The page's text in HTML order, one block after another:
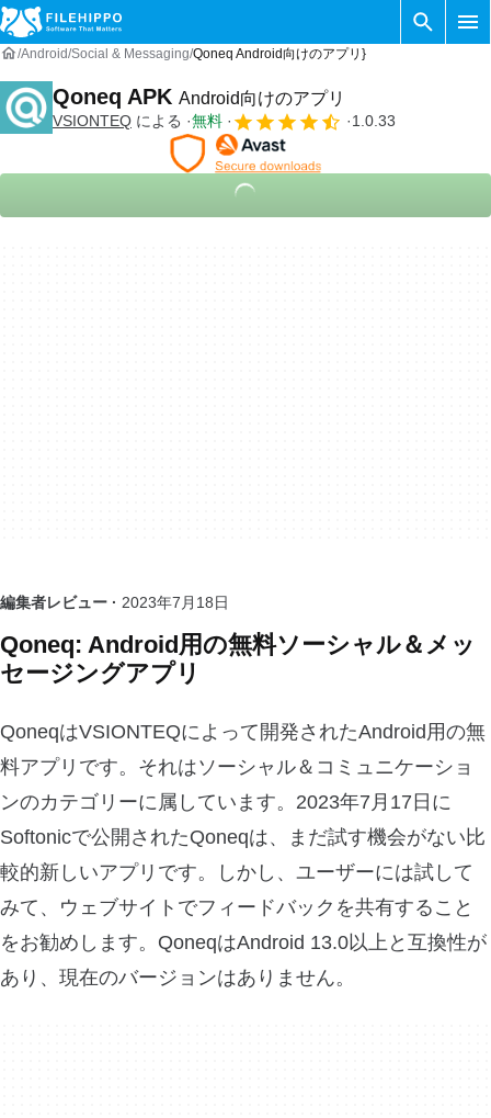
Android Social & Messaging Qoneq Android向けのアプリ}
Qoneq APK Android向けのアプリ
VSIONTEQ による 無料 1.0.33
編集者レビュー · 2023年7月18日
Qoneq: Android用の無料ソーシャル＆メッ
セージングアプリ
QoneqはVSIONTEQによって開発されたAndroid用の無
料アプリです。それはソーシャル＆コミュニケーショ
ンのカテゴリーに属しています。2023年7月17日に
Softonicで公開されたQoneqは、まだ試す機会がない比
較的新しいアプリです。しかし、ユーザーには試して
みて、ウェブサイトでフィードバックを共有すること
をお勧めします。QoneqはAndroid 13.0以上と互換性が
あり、現在のバージョンはありません。